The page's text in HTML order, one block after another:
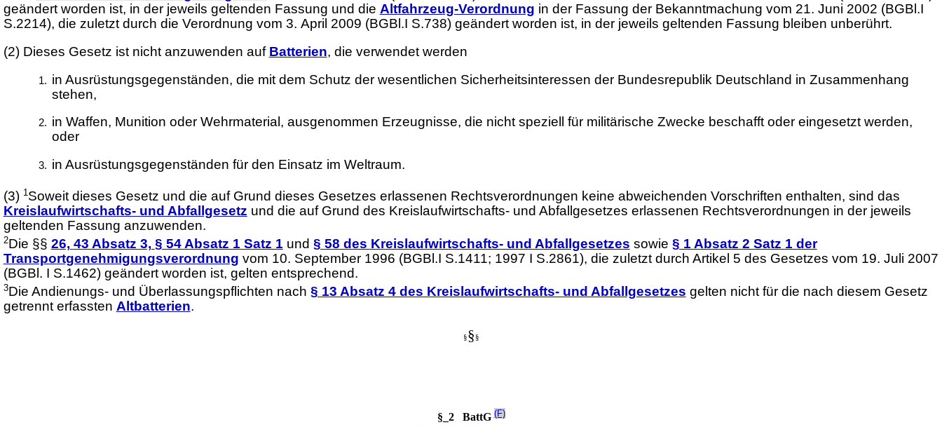
geändert worden ist, in der jeweils geltenden Fassung und die Altfahrzeug-Verordnung in der Fassung der Bekanntmachung vom 21. Juni 2002 (BGBl.I
S.2214), die zuletzt durch die Verordnung vom 3. April 2009 (BGBl.I S.738) geändert worden ist, in der jeweils geltenden Fassung bleiben unberührt.
(2) Dieses Gesetz ist nicht anzuwenden auf Batterien, die verwendet werden
in Ausrüstungsgegenständen, die mit dem Schutz der wesentlichen Sicherheitsinteressen der Bundesrepublik Deutschland in Zusammenhang
stehen,
in Waffen, Munition oder Wehrmaterial, ausgenommen Erzeugnisse, die nicht speziell für militärische Zwecke beschafft oder eingesetzt werden,
oder
in Ausrüstungsgegenständen für den Einsatz im Weltraum.
(3) 1Soweit dieses Gesetz und die auf Grund dieses Gesetzes erlassenen Rechtsverordnungen keine abweichenden Vorschriften enthalten, sind das
Kreislaufwirtschafts- und Abfallgesetz und die auf Grund des Kreislaufwirtschafts- und Abfallgesetzes erlassenen Rechtsverordnungen in der jeweils
geltenden Fassung anzuwenden.
2Die §§ 26, 43 Absatz 3, § 54 Absatz 1 Satz 1 und § 58 des Kreislaufwirtschafts- und Abfallgesetzes sowie § 1 Absatz 2 Satz 1 der
Transportgenehmigungsverordnung vom 10. September 1996 (BGBl.I S.1411; 1997 I S.2861), die zuletzt durch Artikel 5 des Gesetzes vom 19. Juli 2007
(BGBl. I S.1462) geändert worden ist, gelten entsprechend.
3Die Andienungs- und Überlassungspflichten nach § 13 Absatz 4 des Kreislaufwirtschafts- und Abfallgesetzes gelten nicht für die nach diesem Gesetz
getrennt erfassten Altbatterien.
§§ §
§_2 BattG(F)